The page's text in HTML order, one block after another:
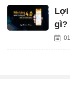
Lợi
gì?